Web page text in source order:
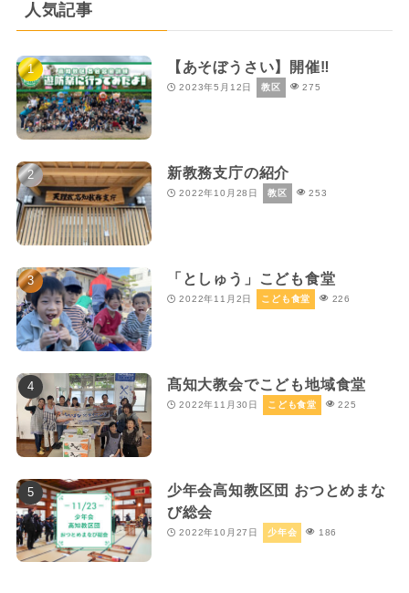
人気記事
【あそぼうさい】開催‼
2023年5月12日 教区 275
新教務支庁の紹介
2022年10月28日 教区 253
「としゅう」こども食堂
2022年11月2日 こども食堂 226
髙知大教会でこども地域食堂
2022年11月30日 こども食堂 225
少年会高知教区団 おつとめまな
び総会
2022年10月27日 少年会 186